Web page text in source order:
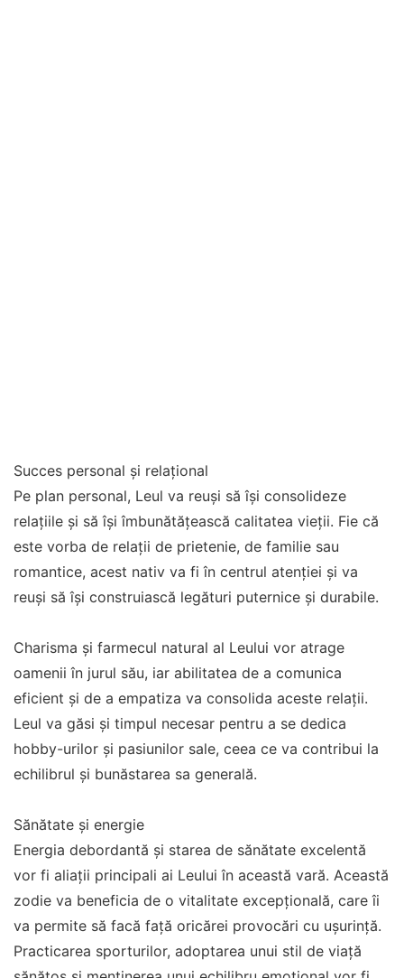
Succes personal și relațional
Pe plan personal, Leul va reuși să își consolideze
relațiile și să își îmbunătățească calitatea vieții. Fie că
este vorba de relații de prietenie, de familie sau
romantice, acest nativ va fi în centrul atenției și va
reuși să își construiască legături puternice și durabile.
Charisma și farmecul natural al Leului vor atrage
oamenii în jurul său, iar abilitatea de a comunica
eficient și de a empatiza va consolida aceste relații.
Leul va găsi și timpul necesar pentru a se dedica
hobby-urilor și pasiunilor sale, ceea ce va contribui la
echilibrul și bunăstarea sa generală.
Sănătate și energie
Energia debordantă și starea de sănătate excelentă
vor fi aliații principali ai Leului în această vară. Această
zodie va beneficia de o vitalitate excepțională, care îi
va permite să facă față oricărei provocări cu ușurință.
Practicarea sporturilor, adoptarea unui stil de viață